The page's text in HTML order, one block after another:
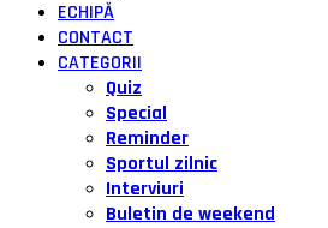
ECHIPĂ
CONTACT
CATEGORII
Quiz
Special
Reminder
Sportul zilnic
Interviuri
Buletin de weekend